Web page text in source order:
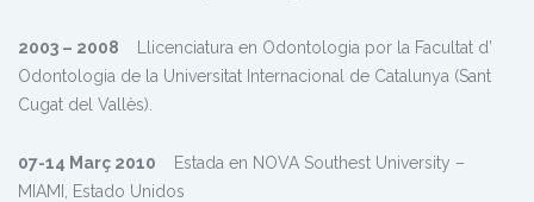
2003 – 2008
Llicenciatura en Odontologia por la Facultat d’
Odontologia de la Universitat Internacional de Catalunya (Sant
Cugat del Vallès).
07-14 Març 2010
Estada en NOVA Southest University –
MIAMI, Estado Unidos